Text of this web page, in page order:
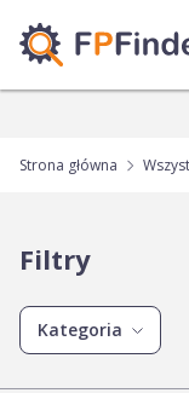
Strona główna
Filtry
Kategoria